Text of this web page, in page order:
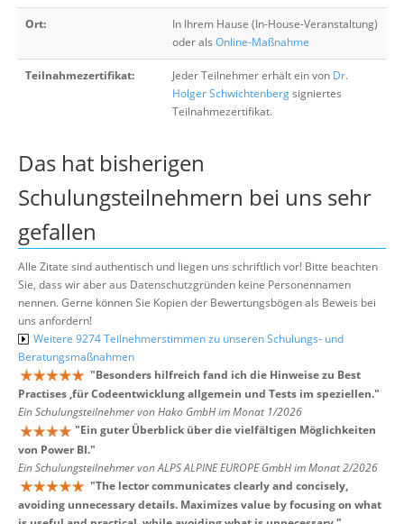
Ort:
In Ihrem Hause (In-House-Veranstaltung)
oder als Online-Maßnahme
Teilnahmezertifikat: Jeder Teilnehmer erhält ein von Dr.
Holger Schwichtenbergsigniertes
Teilnahmezertifikat.
Das hat bisherigen
Schulungsteilnehmern bei uns sehr
gefallen
Alle Zitate sind authentisch und liegen uns schriftlich vor! Bitte beachten
Sie, dass wir aber aus Datenschutzgründen keine Personennamen
nennen. Gerne können Sie Kopien der Bewertungsbögen als Beweis bei
uns anfordern!
Weitere 9274 Teilnehmerstimmen zu unseren Schulungs- und
Beratungsmaßnahmen
"Besonders hilfreich fand ich die Hinweise zu Best
Practises ,für Codeentwicklung allgemein und Tests im speziellen."
Ein Schulungsteilnehmer von Hako GmbH im Monat 1/2026
"Ein guter Überblick über die vielfältigen Möglichkeiten
von Power BI."
Ein Schulungsteilnehmer von ALPS ALPINE EUROPE GmbH im Monat 2/2026
"The lector communicates clearly and concisely,
avoiding unnecessary details. Maximizes value by focusing on what